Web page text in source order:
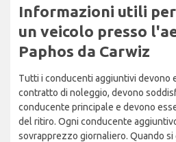
Informazioni utili
un veicolo presso
Paphos da Carwiz
Tutti i conducenti aggiuntivi devono
contratto di noleggio, devono
conducente principale e devono
del ritiro. Ogni conducente
sovrapprezzo giornaliero. Quando si